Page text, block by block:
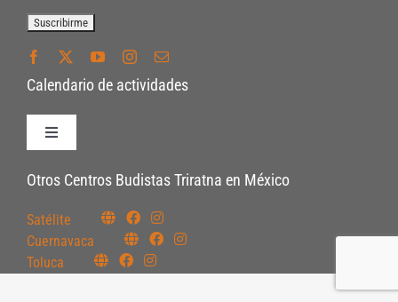
Calendario de actividades
Toggle
Políticas de Inscripción
Políticas Internas
Otros Centros Budistas Triratna en México
Satélite
Cuernavaca
Toluca